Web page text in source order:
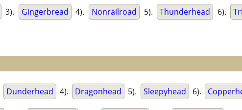
3). Gingerbread 4). Nonrailroad 5). Thunderhead 6).
Dunderhead 4). Dragonhead 5). Sleepyhead 6).